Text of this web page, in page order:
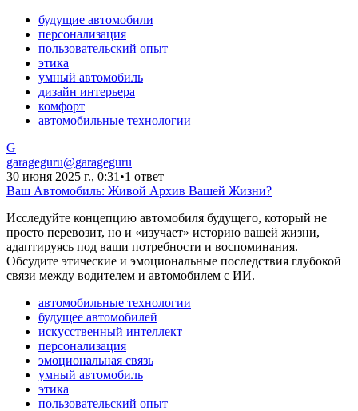
будущие автомобили
персонализация
пользовательский опыт
этика
умный автомобиль
дизайн интерьера
комфорт
автомобильные технологии
G
garageguru@garageguru
30 июня 2025 г., 0:31 •1 ответ
Ваш Автомобиль: Живой Архив Вашей Жизни?
Исследуйте концепцию автомобиля будущего, который не
просто перевозит, но и «изучает» историю вашей жизни,
адаптируясь под ваши потребности и воспоминания.
Обсудите этические и эмоциональные последствия глубокой
связи между водителем и автомобилем с ИИ.
автомобильные технологии
будущее автомобилей
искусственный интеллект
персонализация
эмоциональная связь
умный автомобиль
этика
пользовательский опыт